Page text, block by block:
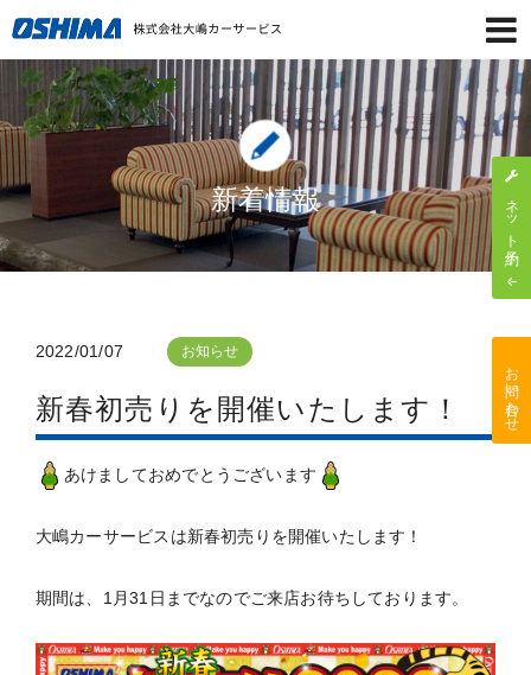
新着情報
2022/01/07 お知らせ
新春初売りを開催いたします！
あけましておめでとうございます
大嶋カーサービスは新春初売りを開催いたします！
期間は、1月31日までなのでご来店お待ちしております。
ネット予約
お問い合わせ